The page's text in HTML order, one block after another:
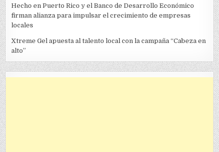
Hecho en Puerto Rico y el Banco de Desarrollo Económico
firman alianza para impulsar el crecimiento de empresas
locales
Xtreme Gel apuesta al talento local con la campaña “Cabeza en
alto”